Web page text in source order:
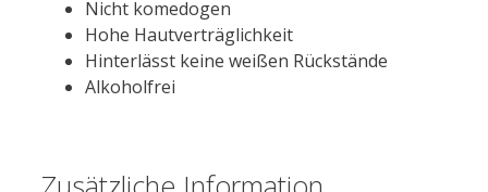
Nicht komedogen
Hohe Hautverträglichkeit
Hinterlässt keine weißen Rückstände
Alkoholfrei